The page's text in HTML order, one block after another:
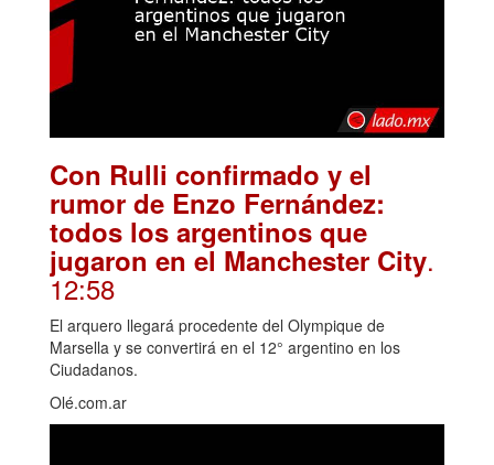
Con Rulli confirmado y el
rumor de Enzo Fernández:
todos los argentinos que
jugaron en el Manchester City.
12:58
El arquero llegará procedente del Olympique de
Marsella y se convertirá en el 12° argentino en los
Ciudadanos.
Olé.com.ar